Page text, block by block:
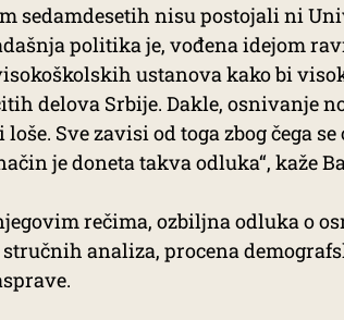
sedamdesetih nisu postojali ni
politika je, vođena idejom
ustanova kako bi
delova Srbije. Dakle, osnivanje
loše. Sve zavisi od toga zbog čega
je doneta takva odluka“, kaže
rečima, ozbiljna odluka o
analiza, procena